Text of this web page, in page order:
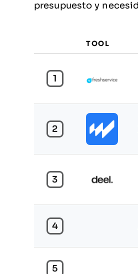
presupuesto y
TOOL
1
2
3
4
5